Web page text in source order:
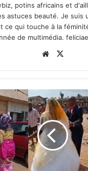
potins africains et
astuces beauté. Je suis
ce qui touche à la
de multimédia.
Website